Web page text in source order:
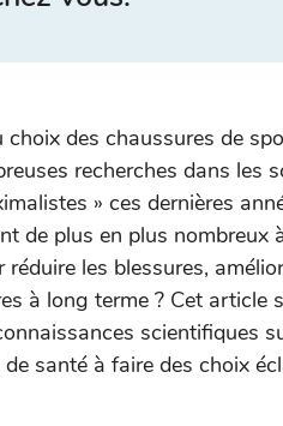
choix des chaussures de
recherches dans les
» ces dernières
de plus en plus nombreux
les blessures,
à long terme ? Cet
scientifiques
santé à faire des choix